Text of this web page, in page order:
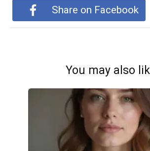
Share on Facebook
You may also